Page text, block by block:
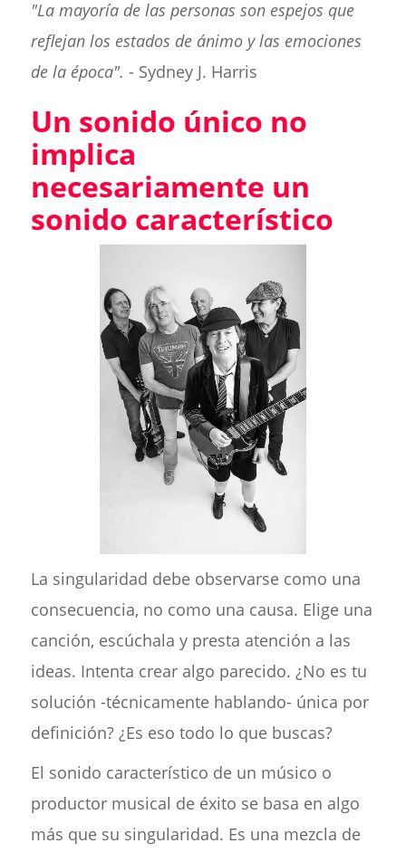
"La mayoría de las personas son espejos que
reflejan los estados de ánimo y las emociones
de la época". - Sydney J. Harris
Un sonido único no
implica
necesariamente un
sonido característico
La singularidad debe observarse como una
consecuencia, no como una causa. Elige una
canción, escúchala y presta atención a las
ideas. Intenta crear algo parecido. ¿No es tu
solución -técnicamente hablando- única por
definición? ¿Es eso todo lo que buscas?
El sonido característico de un músico o
productor musical de éxito se basa en algo
más que su singularidad. Es una mezcla de